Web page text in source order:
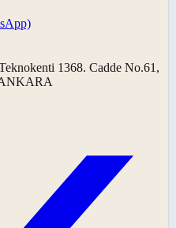
1368. Cadde No.61,